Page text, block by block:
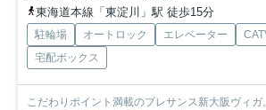
東海道本線「東淀川」駅 徒歩15分
駐輪場 オートロック エレベーター
宅配ボックス
こだわりポイント満載のプレサンス新大阪ヴィ